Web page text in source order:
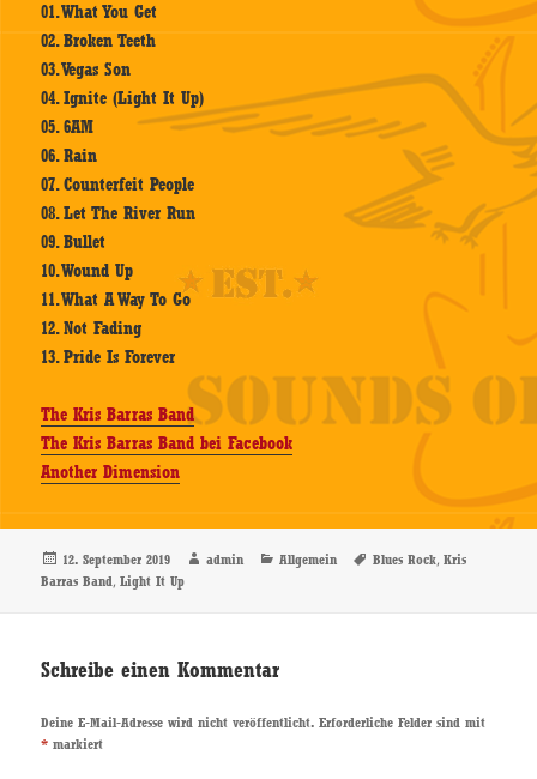
01. What You Get
02. Broken Teeth
03. Vegas Son
04. Ignite (Light It Up)
05. 6AM
06. Rain
07. Counterfeit People
08. Let The River Run
09. Bullet
10. Wound Up
11. What A Way To Go
12. Not Fading
13. Pride Is Forever
The Kris Barras Band
The Kris Barras Band bei Facebook
Another Dimension
Veröffentlicht
am
12. September 2019 Autor
admin Kategorien
Allgemein Schlagwörter
Blues Rock,Kris
Barras Band,Light It Up
Schreibe einen Kommentar
Deine E-Mail-Adresse wird nicht veröffentlicht. Erforderliche Felder sind mit
* markiert